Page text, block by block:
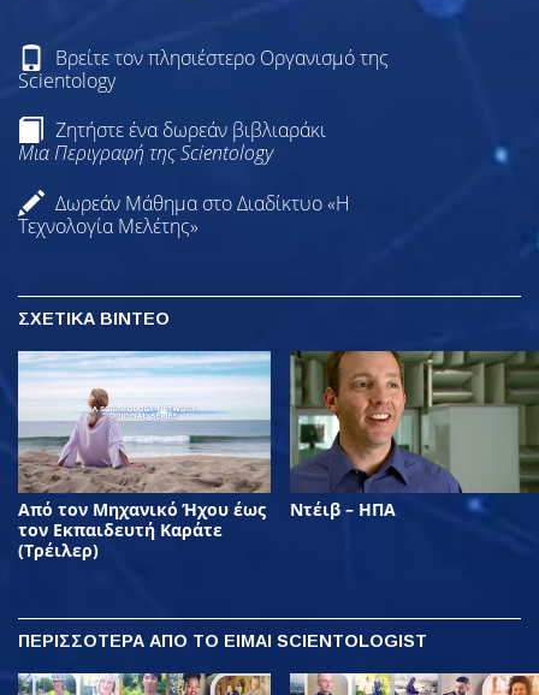
Βρείτε τον πλησιέστερο Οργανισμό της
Scientology
Ζητήστε ένα δωρεάν βιβλιαράκι
Μια Περιγραφή της Scientology
Δωρεάν Μάθημα στο Διαδίκτυο «Η
Τεχνολογία Μελέτης»
ΣΧΕΤΙΚΑ ΒΙΝΤΕΟ
Από τον Μηχανικό Ήχου έως
τον Εκπαιδευτή Καράτε
(Τρέιλερ)
Ντέιβ – ΗΠΑ
ΠΕΡΙΣΣΟΤΕΡΑ ΑΠΟ ΤΟ ΕΙΜΑΙ SCIENTOLOGIST